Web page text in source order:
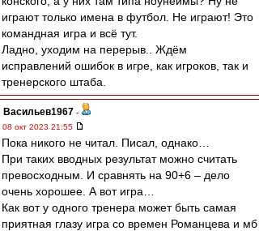
играют только имена в футбол. Не играют! Это
командная игра и всё тут.
Ладно, уходим на перерыв.. Ждём
исправлений ошибок в игре, как игроков, так и
тренерского штаба.
Васильев1967 -
08 окт 2023 21:55
Пока никого не читал. Писал, однако…
При таких вводных результат можно считать
превосходным. И сравнять на 90+6 – дело
очень хорошее. А вот игра…
Как вот у одного тренера может быть самая
приятная глазу игра со времен Романцева и мб